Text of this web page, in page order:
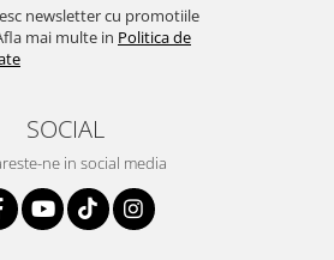
newsletter cu promotiile
mai multe in Politica de
SOCIAL
ne in social media